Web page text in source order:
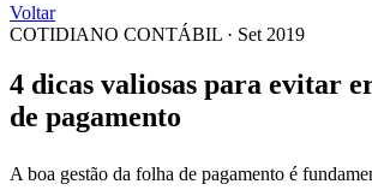
Voltar
COTIDIANO CONTÁBIL · Set 2019
4 dicas valiosas para evitar
de pagamento
A boa gestão da folha de pagamento é